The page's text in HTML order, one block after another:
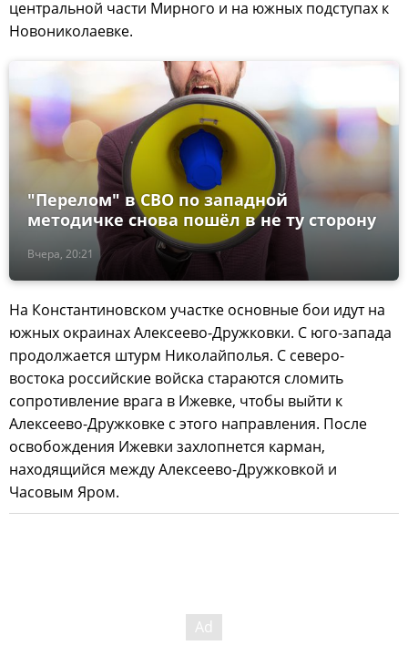
центральной части Мирного и на южных подступах к
Новониколаевке.
Вчера, 20:21
"Перелом" в СВО по западной
методичке снова пошёл в не ту сторону
На Константиновском участке основные бои идут на
южных окраинах Алексеево-Дружковки. С юго-запада
продолжается штурм Николайполья. С северо-
востока российские войска стараются сломить
сопротивление врага в Ижевке, чтобы выйти к
Алексеево-Дружковке с этого направления. После
освобождения Ижевки захлопнется карман,
находящийся между Алексеево-Дружковкой и
Часовым Яром.